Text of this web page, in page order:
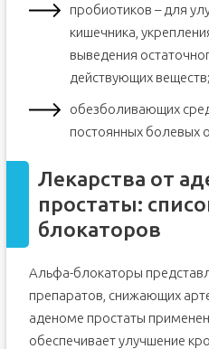
пробиотиков – для
кишечника,
выведения
действующих веществ;
обезболивающих
постоянных болевых
Лекарства от
простаты:
блокаторов
Альфа-блокаторы
препаратов, снижающих
аденоме простаты
обеспечивает улучшение